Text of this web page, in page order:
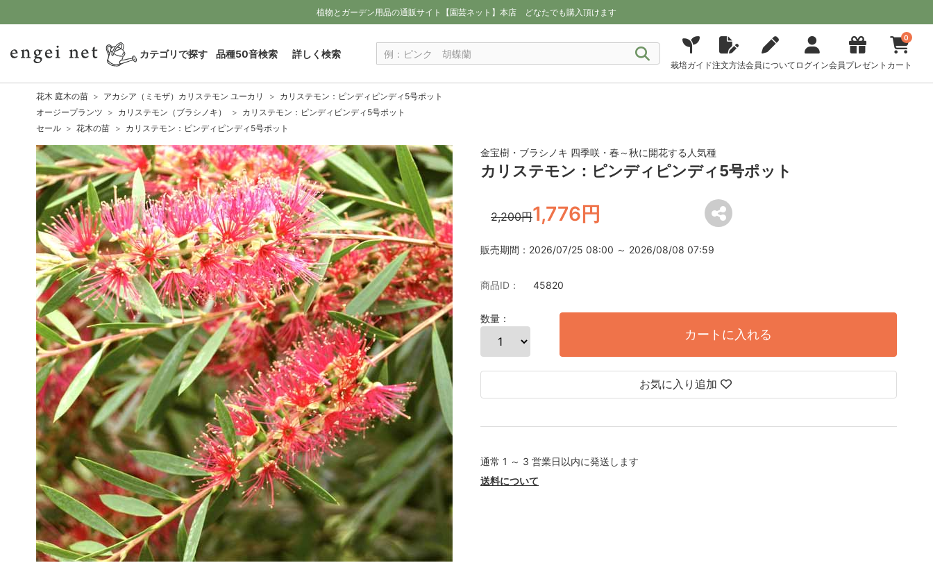
植物とガーデン用品の通販サイト【園芸ネット】本店 どなたでも購入頂けます
カテゴリで探す 品種50音検索 詳しく検索
栽培ガイド注文方法会員について ログイン会員プレゼント
0
カート
花木 庭木の苗 アカシア（ミモザ）カリステモン ユーカリ
カリステモン：ピンディピンディ5号ポット
オージープランツ
カリステモン（ブラシノキ）
カリステモン：ピンディピンディ5号ポット
セール
花木の苗 カリステモン：ピンディピンディ5号ポット
金宝樹・ブラシノキ 四季咲・春～秋に開花する人気種
カリステモン：ピンディピンディ5号ポット
2,200円1,776円
販売期間：2026/07/25 08:00 ～ 2026/08/08 07:59
商品ID： 45820
数量：
カートに入れる
お気に入り追加
通常 1 ～ 3 営業日以内に発送します
送料について